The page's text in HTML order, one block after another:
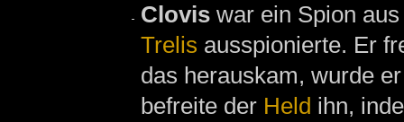
Clovis war ein Spion
Trelis ausspionierte. Er
das herauskam, wurde
befreite der Held ihn,